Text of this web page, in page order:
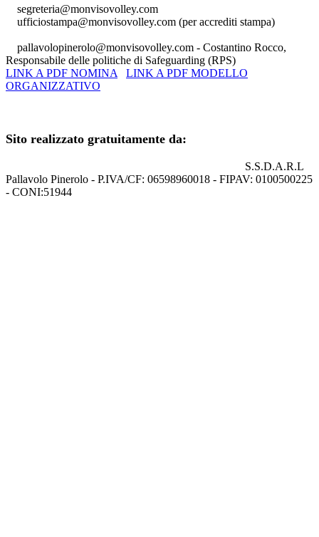
segreteria@monvisovolley.com
ufficiostampa@monvisovolley.com (per accrediti stampa)
pallavolopinerolo@monvisovolley.com - Costantino Rocco,
Responsabile delle politiche di Safeguarding (RPS)
LINK A PDF NOMINA
LINK A PDF MODELLO
ORGANIZZATIVO
Sito realizzato gratuitamente da:
S.S.D.A.R.L
Pallavolo Pinerolo - P.IVA/CF: 06598960018 - FIPAV: 0100500225
- CONI:51944